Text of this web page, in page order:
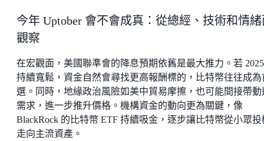
今年 Uptober 會不會成真：從總經、技術和情
觀察
在宏觀面，美國聯準會的降息預期依舊是最大推力。若
持續寬鬆，資金自然會尋找更高報酬標的，比特幣往往成為
選。同時，地緣政治風險如美中貿易摩擦，也可能間接帶動
需求，進一步推升價格。機構資金的動向更為關鍵，像
BlackRock 的比特幣 ETF 持續吸金，逐步讓比特幣從小眾投
走向主流資產。